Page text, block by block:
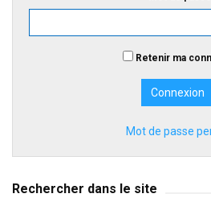
Retenir ma
Mot de passe
Rechercher dans le site